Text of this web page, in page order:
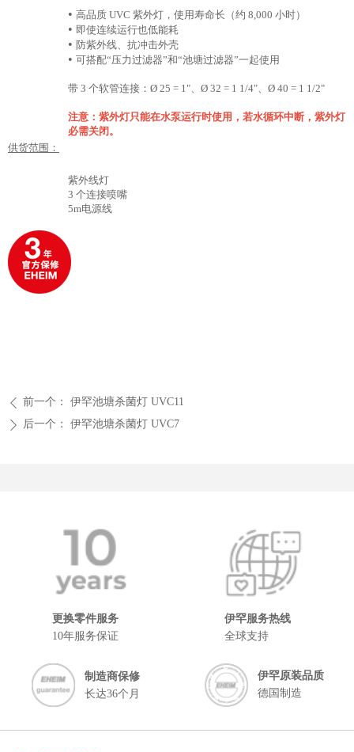
• 高品质 UVC 紫外灯，使用寿命长（约 8,000 小时）
• 即使连续运行也低能耗
• 防紫外线、抗冲击外壳
• 可搭配“压力过滤器”和“池塘过滤器”一起使用
带 3 个软管连接：Ø 25 = 1"、Ø 32 = 1 1/4"、Ø 40 = 1 1/2"
注意：紫外灯只能在水泵运行时使用，若水循环中断，紫外灯
必需关闭。
供货范围：
紫外线灯
3 个连接喷嘴
5m电源线
ꄴ 前一个： 伊罕池塘杀菌灯 UVC11
ꄲ 后一个： 伊罕池塘杀菌灯 UVC7
更换零件服务
10年服务保证
伊罕服务热线
全球支持
制造商保修
长达36个月
伊罕原装品质
德国制造